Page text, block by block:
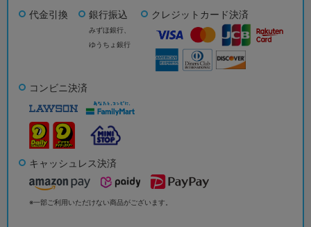
代金引換 銀行振込
みずほ銀行、
ゆうちょ銀行
クレジットカード決済
コンビニ決済
キャッシュレス決済
※一部ご利用いただけない商品がございます。